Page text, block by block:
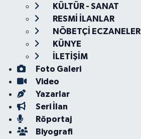
KÜLTÜR - SANAT
RESMİ İLANLAR
NÖBETÇİ ECZANELER
KÜNYE
İLETİŞİM
Foto Galeri
Video
Yazarlar
Seri İlan
Röportaj
Biyografi